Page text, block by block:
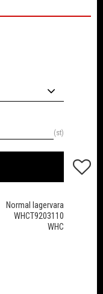
st
Lägg
Normal lagervara
WHCT9203110
WHC